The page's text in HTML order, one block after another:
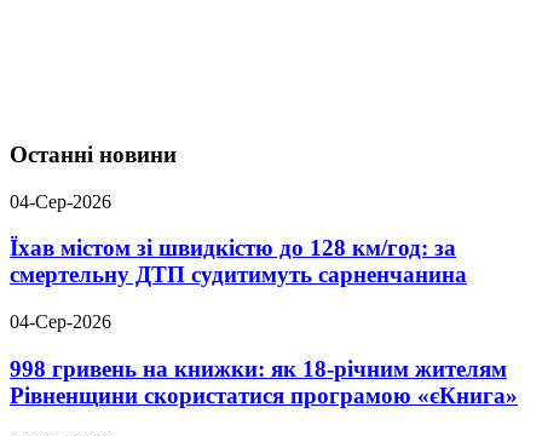
Останні новини
04-Сер-2026
Їхав містом зі швидкістю до 128 км/год: за
смертельну ДТП судитимуть сарненчанина
04-Сер-2026
998 гривень на книжки: як 18-річним жителям
Рівненщини скористатися програмою «єКнига»